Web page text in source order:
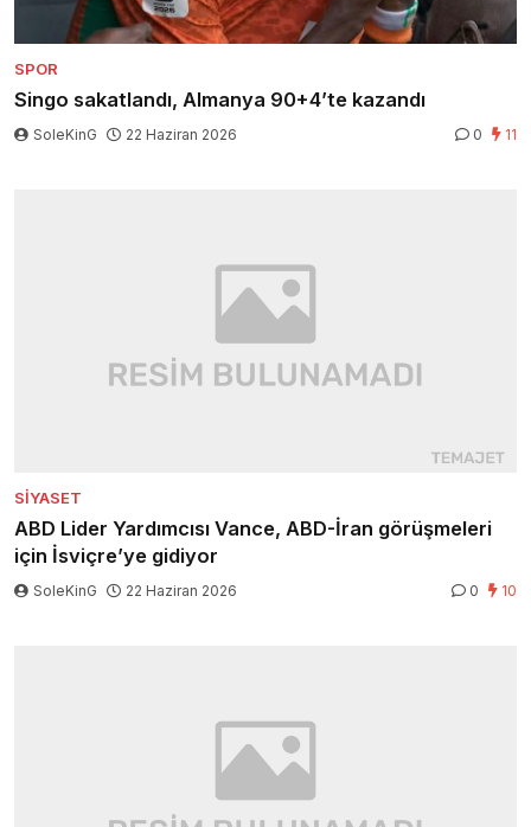
SPOR
Singo sakatlandı, Almanya 90+4’te kazandı
SoleKinG 22 Haziran 2026 0 11
SIYASET
ABD Lider Yardımcısı Vance, ABD-İran görüşmeleri
için İsviçre’ye gidiyor
SoleKinG 22 Haziran 2026 0 10